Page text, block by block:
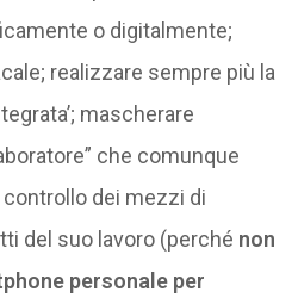
o digitalmente;
realizzare sempre più la
mascherare
che comunque
controllo dei mezzi di
del suo lavoro (perché non
personale per